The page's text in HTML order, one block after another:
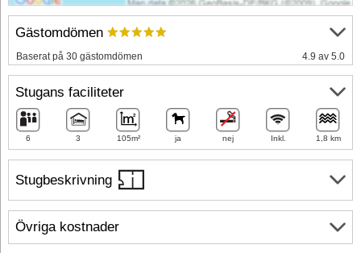
Stugbeskrivning
Gästomdömen
Baserat på 30 gästomdömen 4.9 av 5.0
Stugans faciliteter
6 3 105m² ja nej Inkl. 1,8 km
Övriga kostnader